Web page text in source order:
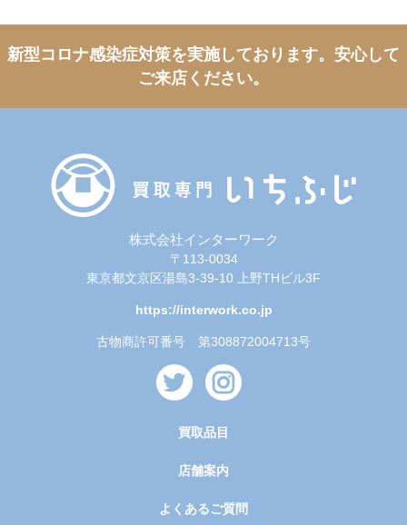
新型コロナ感染症対策を実施しております。 安心して
ご来店ください。
株式会社インターワーク
〒113-0034
東京都文京区湯島3-39-10 上野THビル3F
https://interwork.co.jp
古物商許可番号 第308872004713号
買取品目
店舗案内
よくあるご質問